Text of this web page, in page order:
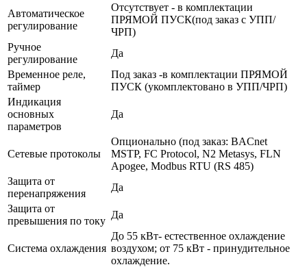
Автоматическое
регулирование
Отсутствует - в комплектации
ПРЯМОЙ ПУСК(под заказ с УПП/
ЧРП)
Ручное
регулирование
Да
Временное реле,
таймер
Под заказ -в комплектации ПРЯМОЙ
ПУСК (укомплектовано в УПП/ЧРП)
Индикация
основных
параметров
Да
Сетевые протоколы
Опционально (под заказ: BACnet
MSTP, FC Protocol, N2 Metasys, FLN
Apogee, Modbus RTU (RS 485)
Защита от
перенапряжения
Да
Защита от
превышения по току
Да
Система охлаждения
До 55 кВт- естественное охлаждение
воздухом; от 75 кВт - принудительное
охлаждение.